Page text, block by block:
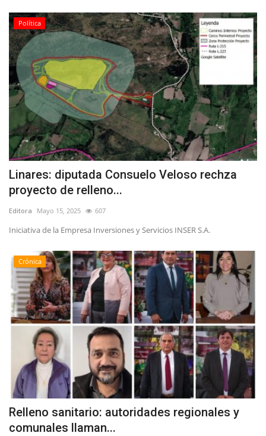
Política
Linares: diputada Consuelo Veloso rechza
proyecto de relleno...
Editora Mayo 15, 2025 607
Iniciativa de la Empresa Inversiones y Servicios INSER S.A.
Crónica
Relleno sanitario: autoridades regionales y
comunales llaman...